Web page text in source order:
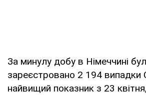
За минулу добу в Німеччині
зареєстровано 2 194 випадки
найвищий показник з 23